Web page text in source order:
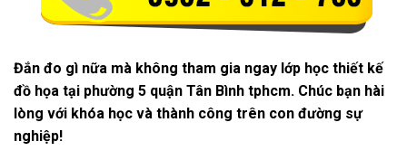
Đắn đo gì nữa mà không tham gia ngay lớp học thiết kế
đồ họa tại phường 5 quận Tân Bình tphcm. Chúc bạn hài
lòng với khóa học và thành công trên con đường sự
nghiệp!